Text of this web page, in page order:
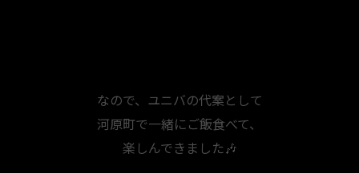
なので、ユニバの代案として
河原町で一緒にご飯食べて、
楽しんできました🎶